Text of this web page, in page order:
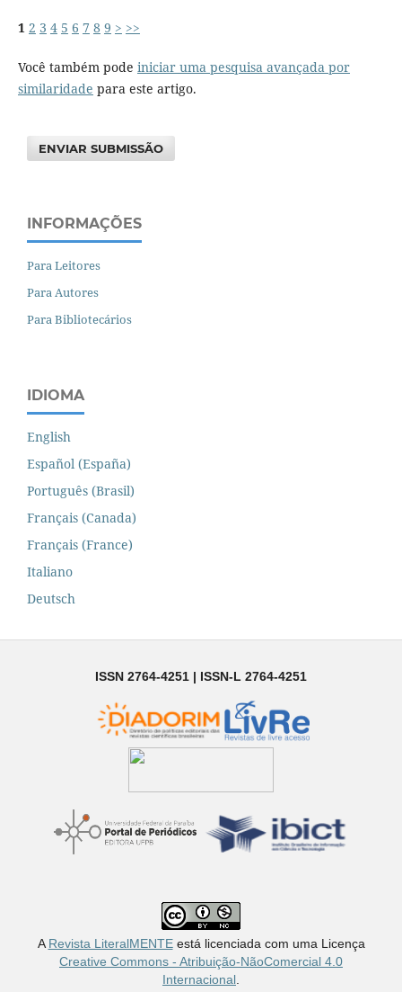
1 2 3 4 5 6 7 8 9 > >>
Você também pode iniciar uma pesquisa avançada por
similaridade para este artigo.
ENVIAR SUBMISSÃO
INFORMAÇÕES
Para Leitores
Para Autores
Para Bibliotecários
IDIOMA
English
Español (España)
Português (Brasil)
Français (Canada)
Français (France)
Italiano
Deutsch
ISSN 2764-4251 | ISSN-L 2764-4251
A Revista LiteralMENTEestá licenciada com uma Licença
Creative Commons - Atribuição-NãoComercial 4.0
Internacional